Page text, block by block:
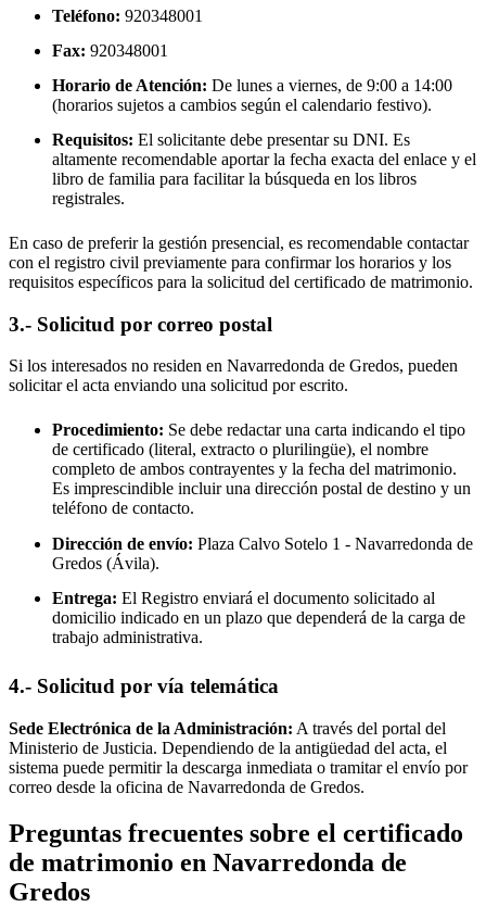
Teléfono: 920348001
Fax: 920348001
Horario de Atención: De lunes a viernes, de 9:00 a 14:00
(horarios sujetos a cambios según el calendario festivo).
Requisitos: El solicitante debe presentar su DNI. Es
altamente recomendable aportar la fecha exacta del enlace y el
libro de familia para facilitar la búsqueda en los libros
registrales.
En caso de preferir la gestión presencial, es recomendable contactar
con el registro civil previamente para confirmar los horarios y los
requisitos específicos para la solicitud del certificado de matrimonio.
3.- Solicitud por correo postal
Si los interesados no residen en Navarredonda de Gredos, pueden
solicitar el acta enviando una solicitud por escrito.
Procedimiento: Se debe redactar una carta indicando el tipo
de certificado (literal, extracto o plurilingüe), el nombre
completo de ambos contrayentes y la fecha del matrimonio.
Es imprescindible incluir una dirección postal de destino y un
teléfono de contacto.
Dirección de envío: Plaza Calvo Sotelo 1 - Navarredonda de
Gredos (Ávila).
Entrega: El Registro enviará el documento solicitado al
domicilio indicado en un plazo que dependerá de la carga de
trabajo administrativa.
4.- Solicitud por vía telemática
Sede Electrónica de la Administración: A través del portal del
Ministerio de Justicia. Dependiendo de la antigüedad del acta, el
sistema puede permitir la descarga inmediata o tramitar el envío por
correo desde la oficina de Navarredonda de Gredos.
Preguntas frecuentes sobre el certificado
de matrimonio en Navarredonda de
Gredos